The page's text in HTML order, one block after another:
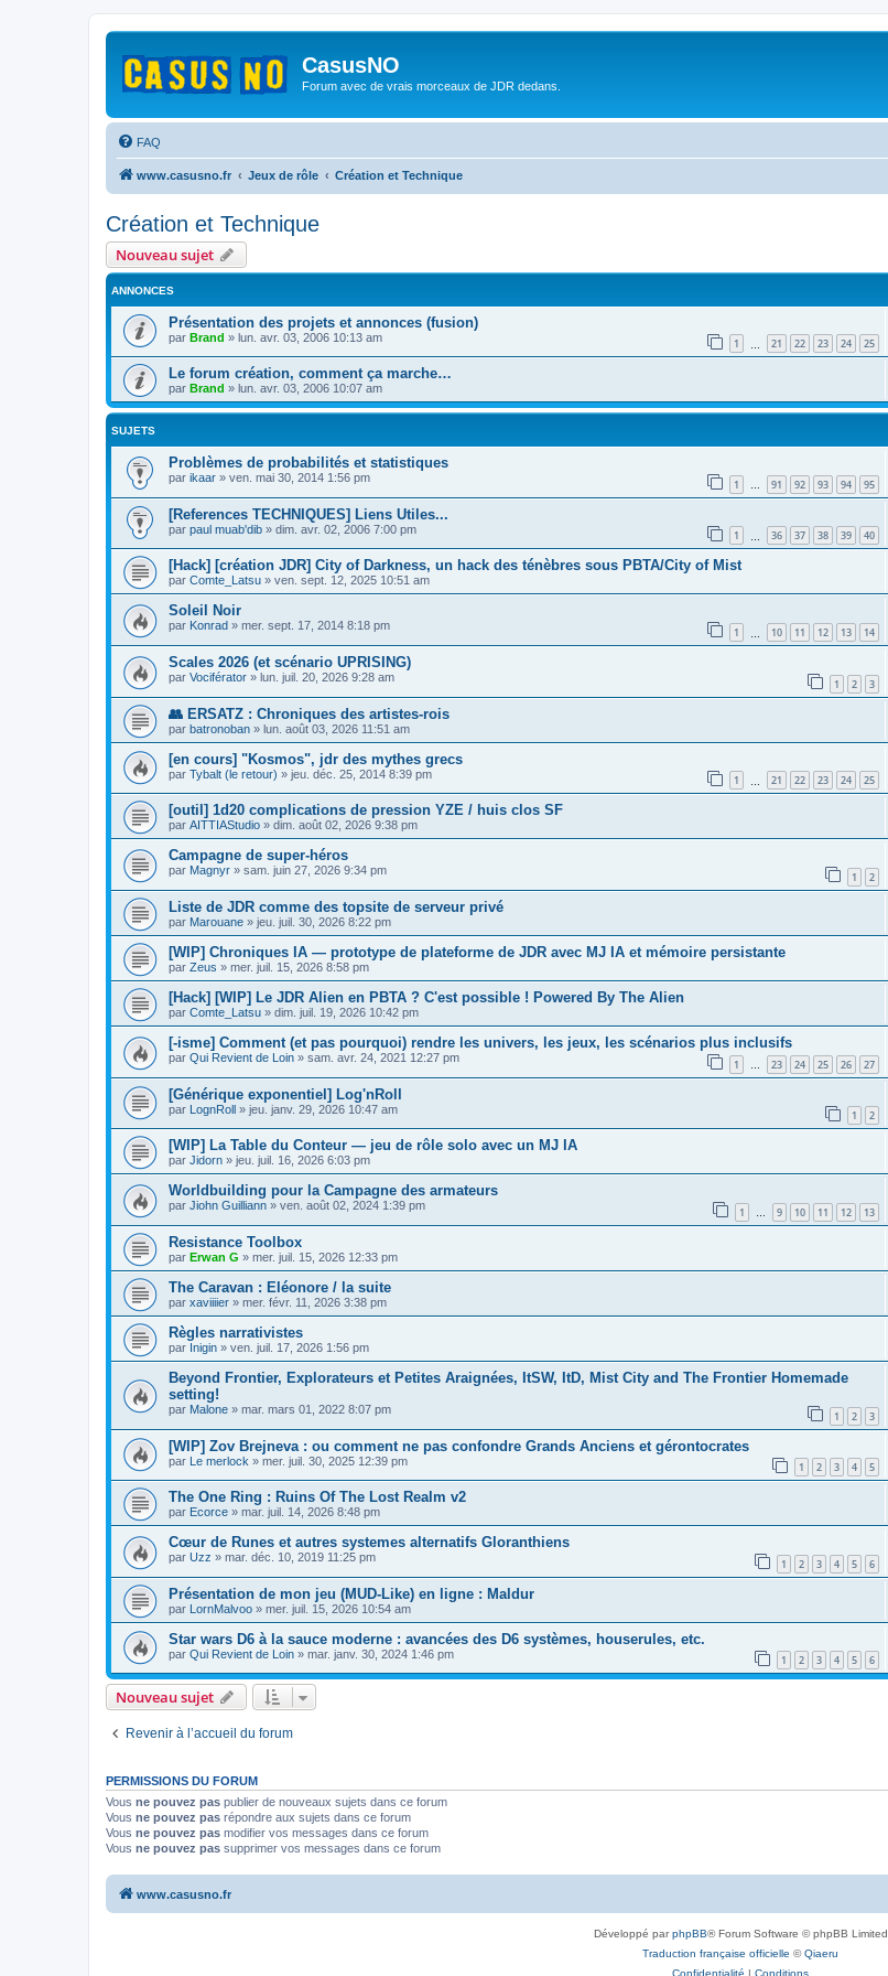
CasusNO
Forum avec de vrais morceaux de JDR dedans.
FAQ
www.casusno.fr Jeux de rôle Création et Technique
Création et Technique
Nouveau sujet
ANNONCES
Présentation des projets et annonces (fusion)
par Brand » lun. avr. 03, 2006 10:13 am 1 21 22 23 24 25
Le forum création, comment ça marche…
par Brand » lun. avr. 03, 2006 10:07 am
SUJETS
Problèmes de probabilités et statistiques
par ikaar » ven. mai 30, 2014 1:56 pm 1 … 91 92 93 94 95
[References TECHNIQUES] Liens Utiles...
par paul muab'dib » dim. avr. 02, 2006 7:00 pm 1 36 37 38 39 40
[Hack] [création JDR] City of Darkness, un hack des ténèbres sous PBTA/City of Mist
par Comte_Latsu » ven. sept. 12, 2025 10:51 am
Soleil Noir
par Konrad » mer. sept. 17, 2014 8:18 pm 1 10 11 12 13 14
Scales 2026 (et scénario UPRISING)
par Vociférator » lun. juil. 20, 2026 9:28 am 1 2 3
👥 ERSATZ : Chroniques des artistes-rois
par batronoban » lun. août 03, 2026 11:51 am
[en cours] "Kosmos", jdr des mythes grecs
par Tybalt (le retour) » jeu. déc. 25, 2014 8:39 pm 1 21 22 23 24 25
[outil] 1d20 complications de pression YZE / huis clos SF
par AITTIAStudio » dim. août 02, 2026 9:38 pm
Campagne de super-héros
par Magnyr » sam. juin 27, 2026 9:34 pm 1 2
Liste de JDR comme des topsite de serveur privé
par Marouane » jeu. juil. 30, 2026 8:22 pm
[WIP] Chroniques IA — prototype de plateforme de JDR avec MJ IA et mémoire persistante
par Zeus » mer. juil. 15, 2026 8:58 pm
[Hack] [WIP] Le JDR Alien en PBTA ? C'est possible ! Powered By The Alien
par Comte_Latsu » dim. juil. 19, 2026 10:42 pm
[-isme] Comment (et pas pourquoi) rendre les univers, les jeux, les scénarios plus inclusifs
par Qui Revient de Loin » sam. avr. 24, 2021 12:27 pm 1 … 23 24 25 26 27
[Générique exponentiel] Log'nRoll
par LognRoll » jeu. janv. 29, 2026 10:47 am 1 2
[WIP] La Table du Conteur — jeu de rôle solo avec un MJ IA
par Jidorn » jeu. juil. 16, 2026 6:03 pm
Worldbuilding pour la Campagne des armateurs
par Jiohn Guilliann » ven. août 02, 2024 1:39 pm 1 … 9 10 11 12 13
Resistance Toolbox
par Erwan G » mer. juil. 15, 2026 12:33 pm
The Caravan : Eléonore / la suite
par xaviiiier » mer. févr. 11, 2026 3:38 pm
Règles narrativistes
par Inigin » ven. juil. 17, 2026 1:56 pm
Beyond Frontier, Explorateurs et Petites Araignées, ItSW, ItD, Mist City and The Frontier Homemade
setting!
par Malone » mar. mars 01, 2022 8:07 pm 1 2 3
[WIP] Zov Brejneva : ou comment ne pas confondre Grands Anciens et gérontocrates
par Le merlock » mer. juil. 30, 2025 12:39 pm 1 2 3 4 5
The One Ring : Ruins Of The Lost Realm v2
par Ecorce » mar. juil. 14, 2026 8:48 pm
Cœur de Runes et autres systemes alternatifs Gloranthiens
par Uzz » mar. déc. 10, 2019 11:25 pm 1 2 3 4 5 6
Présentation de mon jeu (MUD-Like) en ligne : Maldur
par LornMalvoo » mer. juil. 15, 2026 10:54 am
Star wars D6 à la sauce moderne : avancées des D6 systèmes, houserules, etc.
par Qui Revient de Loin » mar. janv. 30, 2024 1:46 pm 1 2 3 4 5 6
Nouveau sujet
Revenir à l’accueil du forum
PERMISSIONS DU FORUM
Vous ne pouvez pas publier de nouveaux sujets dans ce forum
Vous ne pouvez pas répondre aux sujets dans ce forum
Vous ne pouvez pas modifier vos messages dans ce forum
Vous ne pouvez pas supprimer vos messages dans ce forum
www.casusno.fr
Développé parphpBB® Forum Software © phpBB Limited
Traduction française officielle ©Qiaeru
Confidentialité | Conditions